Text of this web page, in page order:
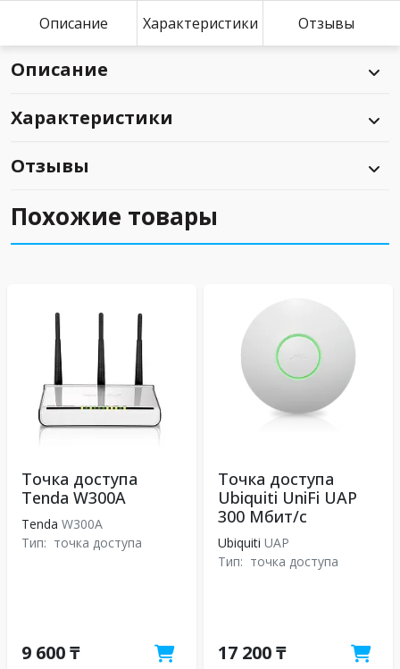
Описание Характеристики Отзывы
Описание
Характеристики
Отзывы
Похожие товары
Точка доступа
Tenda W300A
Tenda W300A
Тип: точка доступа
9 600 ₸
Точка доступа
Ubiquiti UniFi UAP
300 Мбит/с
Ubiquiti UAP
Тип: точка доступа
17 200 ₸